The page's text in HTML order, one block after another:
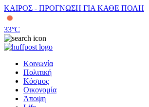
ΚΑΙΡΟΣ - ΠΡΟΓΝΩΣΗ ΓΙΑ ΚΑΘΕ ΠΟΛΗ
33°C
Κοινωνία
Πολιτική
Κόσμος
Οικονομία
Άποψη